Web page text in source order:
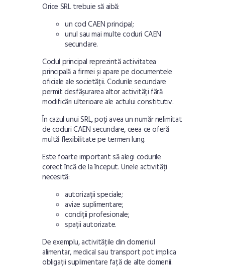
Orice SRL trebuie să aibă:
un cod CAEN principal;
unul sau mai multe coduri CAEN
secundare.
Codul principal reprezintă activitatea
principală a firmei și apare pe documentele
oficiale ale societății. Codurile secundare
permit desfășurarea altor activități fără
modificări ulterioare ale actului constitutiv.
În cazul unui SRL, poți avea un număr nelimitat
de coduri CAEN secundare, ceea ce oferă
multă flexibilitate pe termen lung.
Este foarte important să alegi codurile
corect încă de la început. Unele activități
necesită:
autorizații speciale;
avize suplimentare;
condiții profesionale;
spații autorizate.
De exemplu, activitățile din domeniul
alimentar, medical sau transport pot implica
obligații suplimentare față de alte domenii.